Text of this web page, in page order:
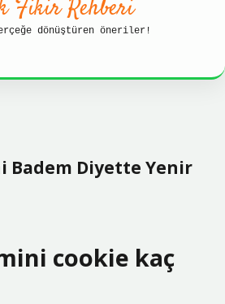
Fikir Rehberi
dönüştüren öneriler!
Badem Diyette Yenir
cookie kaç